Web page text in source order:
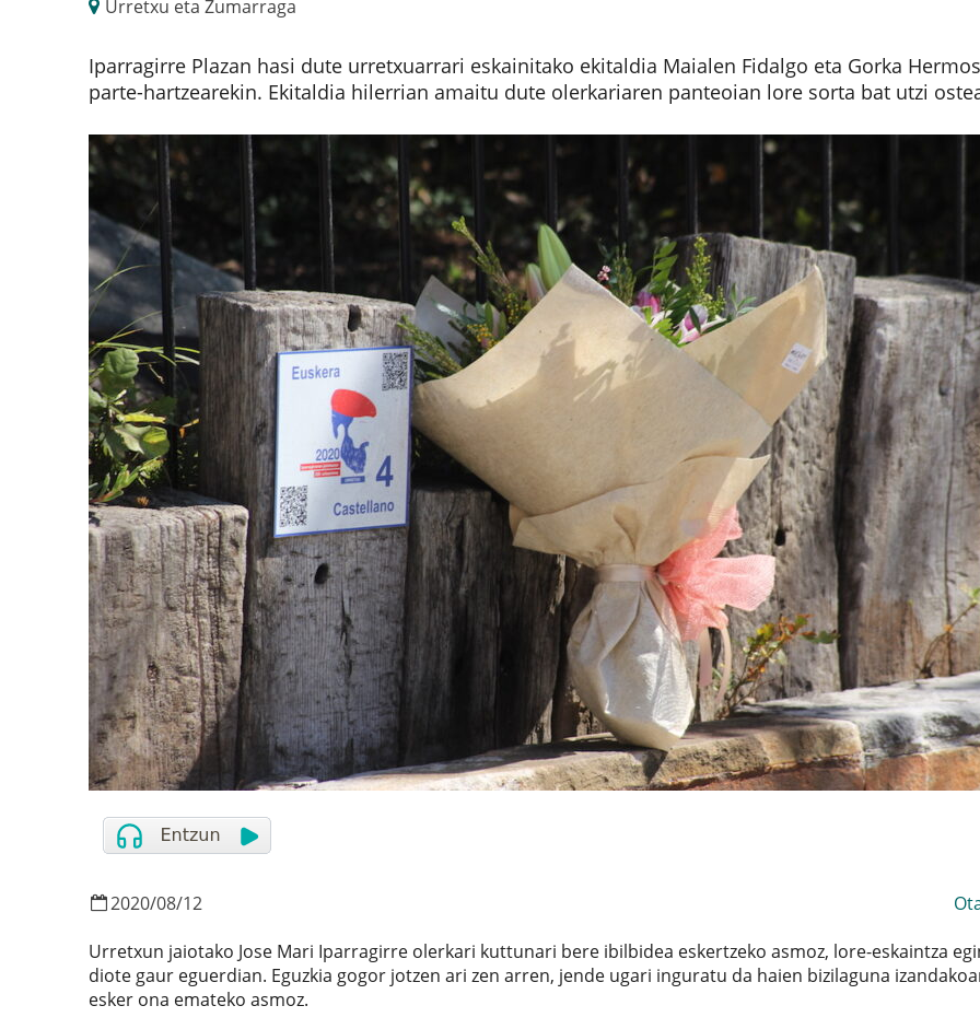
Urretxu eta Zumarraga
Iparragirre Plazan hasi dute urretxuarrari eskainitako ekitaldia Maialen Fidalgo eta Gorka
parte-hartzearekin. Ekitaldia hilerrian amaitu dute olerkariaren panteoian lore sorta bat utzi
2020/08/12
Urretxun jaiotako Jose Mari Iparragirre olerkari kuttunari bere ibilbidea eskertzeko asmoz, lore-eskaintza
diote gaur eguerdian. Eguzkia gogor jotzen ari zen arren, jende ugari inguratu da haien bizilaguna
esker ona emateko asmoz.